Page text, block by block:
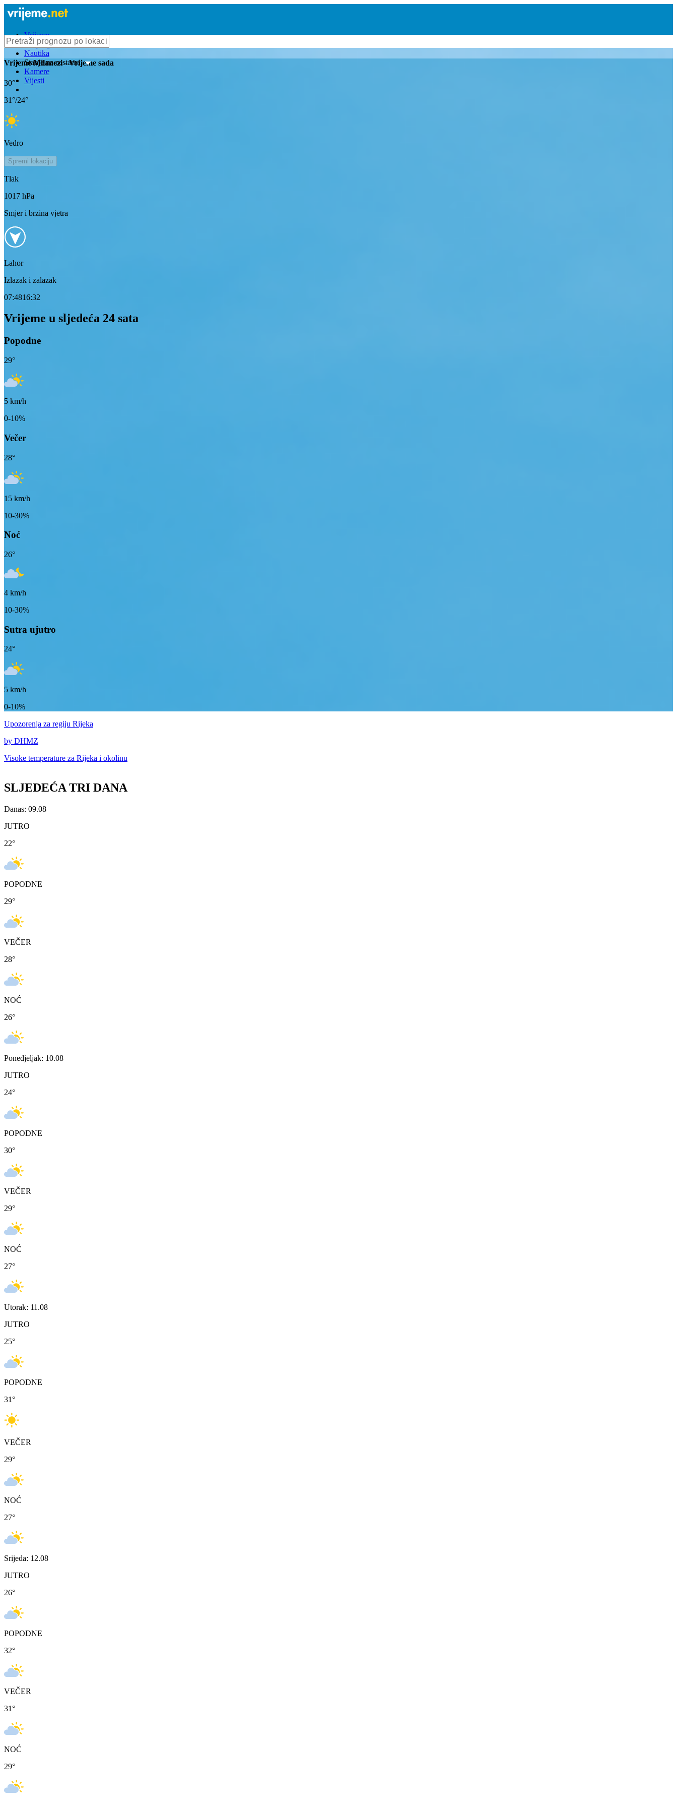
Vrijeme
Bioprognoza
Nautika
Stanje na cestama
Kamere
Vijesti
VrijemeMilanezi- Vrijeme sada
30°
31°/24°
Vedro
Spremi lokaciju
Tlak
1017 hPa
Smjer i brzina vjetra
Lahor
Izlazak i zalazak
07:4816:32
Vrijeme u sljedeća 24 sata
Popodne
29°
5 km/h
0-10%
Večer
28°
15 km/h
10-30%
Noć
26°
4 km/h
10-30%
Sutra ujutro
24°
5 km/h
0-10%
Upozorenja za regiju Rijeka
by DHMZ
Visoke temperature za Rijeka i okolinu
SLJEDEĆA TRI DANA
Danas: 09.08
JUTRO
22°
POPODNE
29°
VEČER
28°
NOĆ
26°
Ponedjeljak: 10.08
JUTRO
24°
POPODNE
30°
VEČER
29°
NOĆ
27°
Utorak: 11.08
JUTRO
25°
POPODNE
31°
VEČER
29°
NOĆ
27°
Srijeda: 12.08
JUTRO
26°
POPODNE
32°
VEČER
31°
NOĆ
29°